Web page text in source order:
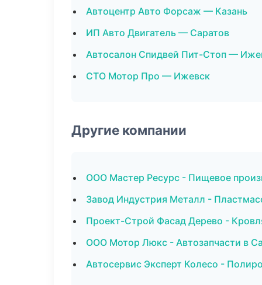
Автоцентр Авто Форсаж — Казань
ИП Авто Двигатель — Саратов
Автосалон Спидвей Пит-Стоп —
СТО Мотор Про — Ижевск
Другие компании
ООО Мастер Ресурс - Пищевое
Завод Индустрия Металл -
Проект-Строй Фасад Дерево -
ООО Мотор Люкс - Автозапчасти в
Автосервис Эксперт Колесо -